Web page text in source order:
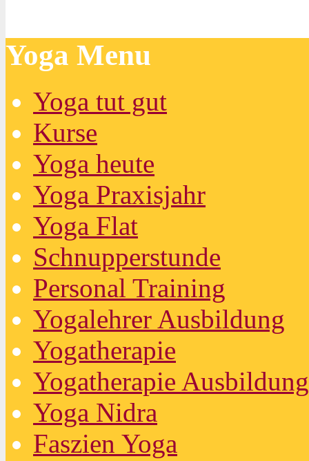
Yoga Menu
Yoga tut gut
Kurse
Yoga heute
Yoga Praxisjahr
Yoga Flat
Schnupperstunde
Personal Training
Yogalehrer Ausbildung
Yogatherapie
Yogatherapie Ausbildung
Yoga Nidra
Faszien Yoga